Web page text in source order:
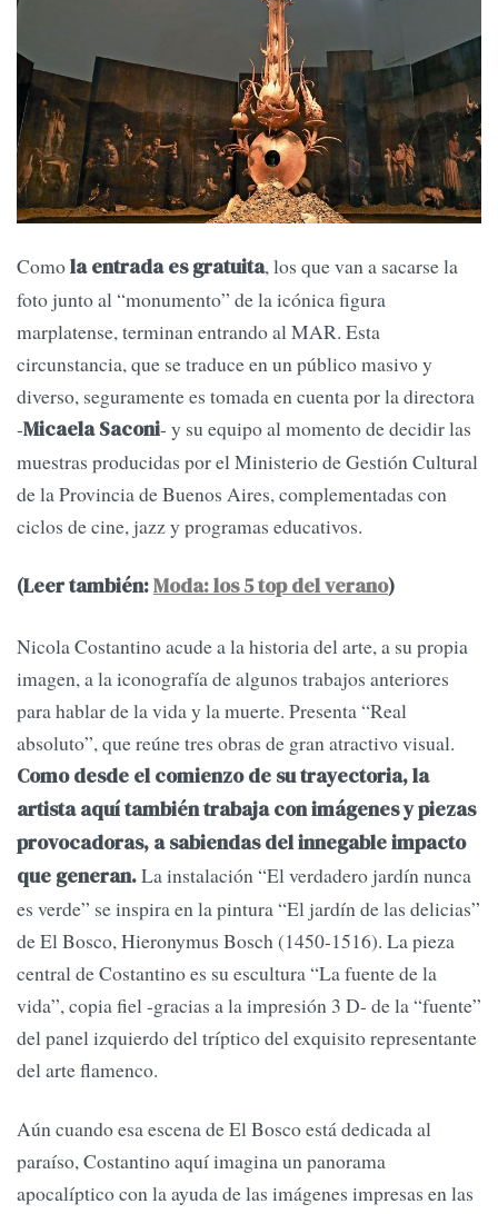
Comola entrada es gratuita, los que van a sacarse la
foto junto al “monumento” de la icónica figura
marplatense, terminan entrando al MAR. Esta
circunstancia, que se traduce en un público masivo y
diverso, seguramente es tomada en cuenta por la directora
-Micaela Saconi- y su equipo al momento de decidir las
muestras producidas por el Ministerio de Gestión Cultural
de la Provincia de Buenos Aires, complementadas con
ciclos de cine, jazz y programas educativos.
(Leer también:Moda: los 5 top del verano)
Nicola Costantino acude a la historia del arte, a su propia
imagen, a la iconografía de algunos trabajos anteriores
para hablar de la vida y la muerte. Presenta “Real
absoluto”, que reúne tres obras de gran atractivo visual.
Como desde el comienzo de su trayectoria, la
artista aquí también trabaja con imágenes y piezas
provocadoras, a sabiendas del innegable impacto
que generan.La instalación “El verdadero jardín nunca
es verde” se inspira en la pintura “El jardín de las delicias”
de El Bosco, Hieronymus Bosch (1450-1516). La pieza
central de Costantino es su escultura “La fuente de la
vida”, copia fiel -gracias a la impresión 3 D- de la “fuente”
del panel izquierdo del tríptico del exquisito representante
del arte flamenco.
Aún cuando esa escena de El Bosco está dedicada al
paraíso, Costantino aquí imagina un panorama
apocalíptico con la ayuda de las imágenes impresas en las